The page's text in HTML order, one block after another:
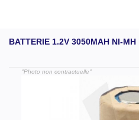
BATTERIE 1.2V 3050MAH NI-MH
"Photo non contractuelle"